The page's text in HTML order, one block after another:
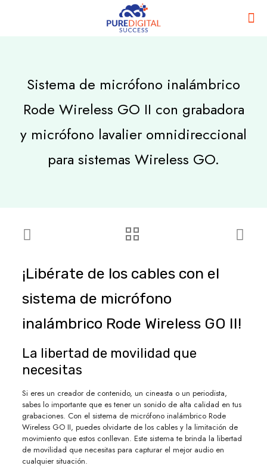
Sistema de micrófono inalámbrico
Rode Wireless GO II con grabadora
y micrófono lavalier omnidireccional
para sistemas Wireless GO.
¡Libérate de los cables con el
sistema de micrófono
inalámbrico Rode Wireless GO II!
La libertad de movilidad que
necesitas
Si eres un creador de contenido, un cineasta o un periodista,
sabes lo importante que es tener un sonido de alta calidad en tus
grabaciones. Con el sistema de micrófono inalámbrico Rode
Wireless GO II, puedes olvidarte de los cables y la limitación de
movimiento que estos conllevan. Este sistema te brinda la libertad
de movilidad que necesitas para capturar el mejor audio en
cualquier situación.